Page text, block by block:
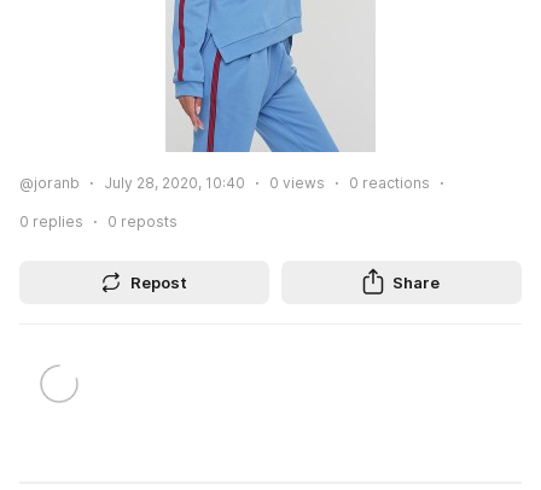
@joranb July 28, 2020, 10:40 0 views 0 reactions
0 replies 0 reposts
Repost Share